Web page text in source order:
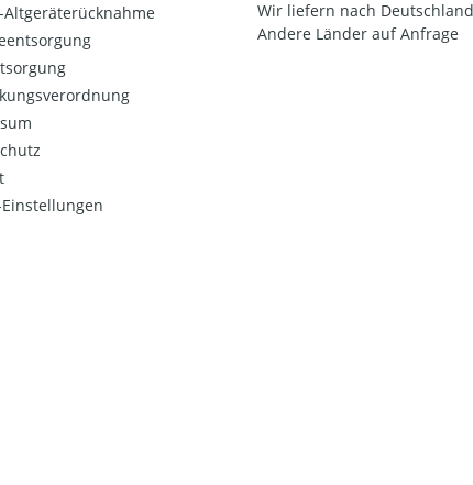
Altgeräterücknahme
Einstellungen
Wir liefern nach Deutschland
Andere Länder auf Anfrage